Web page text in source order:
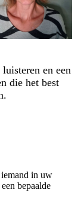
en een
die het best
in uw
bepaalde